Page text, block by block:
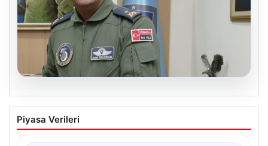
05.08.2026
Rafet Dalkıran kimdir? Yeni Hava
Kuvvetleri Komutanı Rafet Dalkıran’ın
Piyasa Verileri